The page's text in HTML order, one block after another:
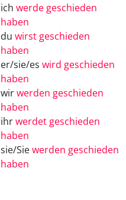
ich werde geschieden
haben
du wirst geschieden
haben
er/sie/es wird geschieden
haben
wirwerden geschieden
haben
ihrwerdet geschieden
haben
sie/Siewerden geschieden
haben